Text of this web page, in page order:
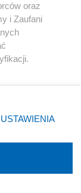
Youtube
oraz
i Zaufani
zgody
takiemu
USTAWIENIA